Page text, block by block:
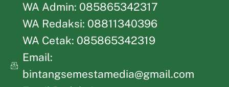
WA Admin: 085865342317
WA Redaksi: 08811340396
WA Cetak: 085865342319
Email:
bintangsemestamedia@gmail.com